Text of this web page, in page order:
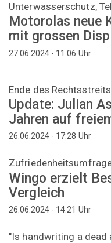
Unterwasserschutz,
Motorolas neue
mit grossen
27.06.2024 - 11:06 Uhr
Ende des
Update: Julian
Jahren auf
26.06.2024 - 17:28 Uhr
Wingo erzielt
Vergleich
26.06.2024 - 14:21 Uhr
"Is handwriting a dead